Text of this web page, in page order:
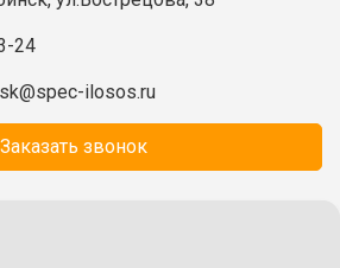
24
ilosos.ru
Заказать звонок